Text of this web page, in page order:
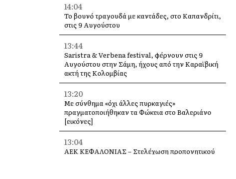
14:04
Το βουνό τραγουδά με καντάδες, στο Καπανδρίτι,
στις 9 Αυγούστου
13:44
Saristra & Verbena festival, φέρνουν στις 9
Αυγούστου στην Σάμη, ήχους από την Καραϊβική
ακτή της Κολομβίας
13:20
Με σύνθημα «όχι άλλες πυρκαγιές»
πραγματοποιήθηκαν τα Φώκεια στο Βαλεριάνο
[εικόνες]
13:04
ΑΕΚ ΚΕΦΑΛΟΝΙΑΣ – Στελέχωση προπονητικού